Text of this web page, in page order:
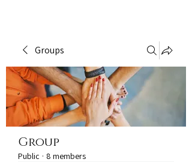
Groups
Group
Public · 8 members